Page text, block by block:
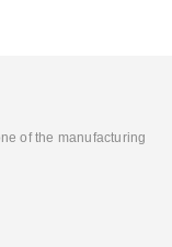
of the manufacturing